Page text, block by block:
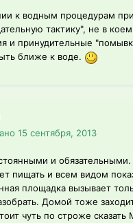
к водным процедурам
тактику", не в коем
и принудительные
ближе к воде.
15 сентября, 2013
и обязательными.
пищать и всем видом
площадка вызывает
Домой тоже
чуть по строже